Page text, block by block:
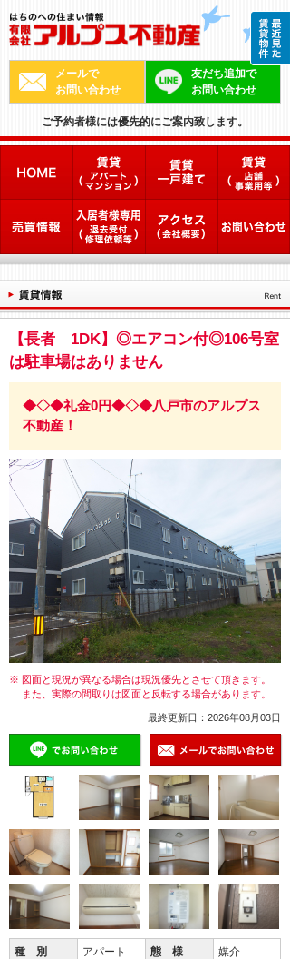
メールで
お問い合わせ
友だち追加で
お問い合わせ
ご予約者様には優先的にご案内致します。
【長者 1DK】◎エアコン付◎106号室
は駐車場はありません
◆◇◆礼金0円◆◇◆八戸市のアルプス
不動産！
※ 図面と現況が異なる場合は現況優先とさせて頂きます。
また、実際の間取りは図面と反転する場合があります。
最終更新日：2026年08月03日
種 別 アパート 態 様 媒介